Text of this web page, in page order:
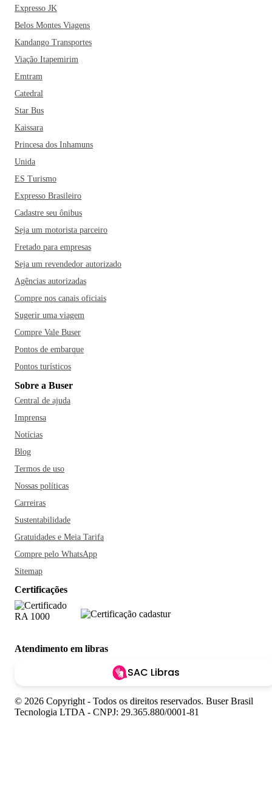
Expresso JK
Belos Montes Viagens
Kandango Transportes
Viação Itapemirim
Emtram
Catedral
Star Bus
Kaissara
Princesa dos Inhamuns
Unida
ES Turismo
Expresso Brasileiro
Cadastre seu ônibus
Seja um motorista parceiro
Fretado para empresas
Seja um revendedor autorizado
Agências autorizadas
Compre nos canais oficiais
Sugerir uma viagem
Compre Vale Buser
Pontos de embarque
Pontos turísticos
Sobre a Buser
Central de ajuda
Imprensa
Notícias
Blog
Termos de uso
Nossas políticas
Carreiras
Sustentabilidade
Gratuidades e Meia Tarifa
Compre pelo WhatsApp
Sitemap
Certificações
Atendimento em libras
SAC Libras
© 2026 Copyright - Todos os direitos reservados. Buser Brasil
Tecnologia LTDA - CNPJ: 29.365.880/0001-81